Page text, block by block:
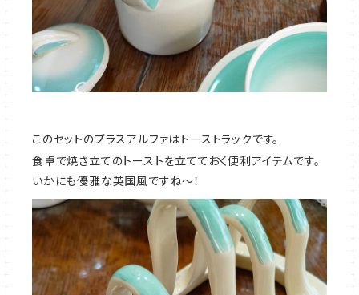
このセットのプラスアルファはトーストラックです。
食卓で焼き立てのトーストを立てておく便利アイテムです。
いかにも優雅な英国風ですね～！